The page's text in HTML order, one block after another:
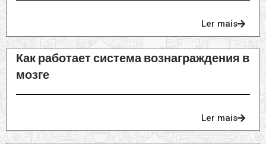
Ler mais
Как работает система вознаграждения в
мозге
Ler mais